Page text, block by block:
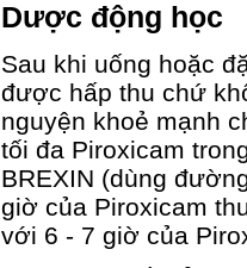
Dược động học
Sau khi uống hoặc
được hấp thu chứ
nguyện khoẻ mạnh
tối đa Piroxicam
BREXIN (dùng
giờ của Piroxicam
với 6 - 7 giờ của